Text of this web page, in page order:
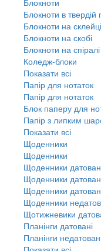
Блокноти
Блокноти в твердій
Блокноти на склейці
Блокноти на скобі
Блокноти на спіралі
Коледж-блоки
Показати всі
Папір для нотаток
Папір для нотаток
Блок паперу для
Папір з липким
Показати всі
Щоденники
Щоденники
Щоденники
Щоденники
Щоденники
Щоденники
Щотижневики
Планінги датовані
Планінги